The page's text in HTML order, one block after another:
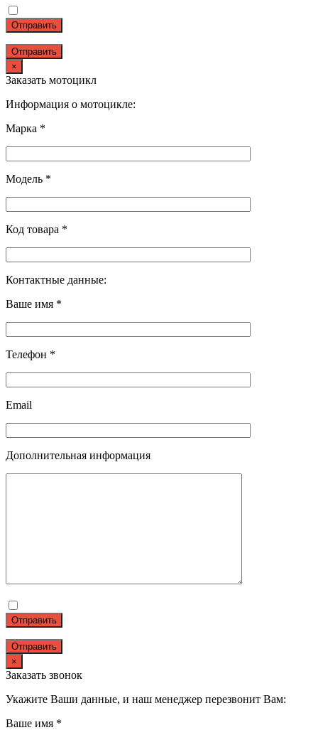
Отправить
×
Заказать мотоцикл
Информация о мотоцикле:
Марка *
Модель *
Код товара *
Контактные данные:
Ваше имя *
Телефон *
Email
Дополнительная информация
Отправить
×
Заказать звонок
Укажите Ваши данные, и наш менеджер перезвонит Вам:
Ваше имя *